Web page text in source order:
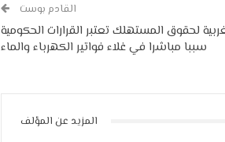
القادم بوست
لحقوق المستهلك تعتبر القرارات الحكومية
سببا مباشرا في غلاء فواتير الكهرباء والماء
المزيد عن المؤلف